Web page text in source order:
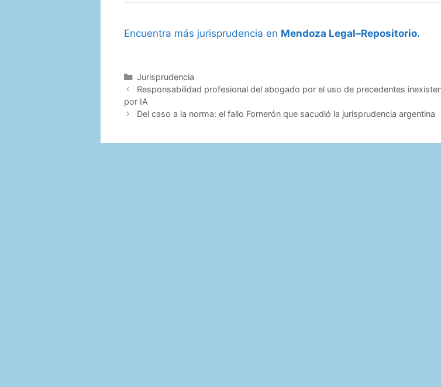
Encuentra más jurisprudencia en Mendoza Legal–Repositorio.
Categorías
Jurisprudencia
Responsabilidad profesional del abogado por el uso de precedentes
por IA
Del caso a la norma: el fallo Fornerón que sacudió la jurisprudencia argentina